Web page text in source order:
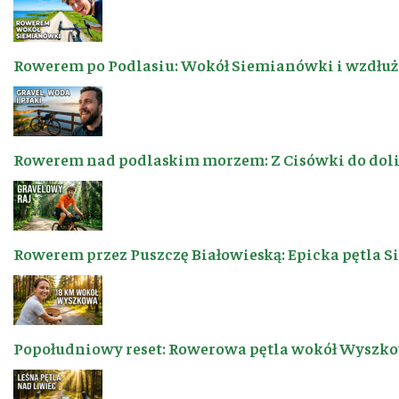
Rowerem po Podlasiu: Wokół Siemianówki i
Rowerem nad podlaskim morzem: Z Cisówki do
Rowerem przez Puszczę Białowieską: Epicka pętla
Popołudniowy reset: Rowerowa pętla wokół